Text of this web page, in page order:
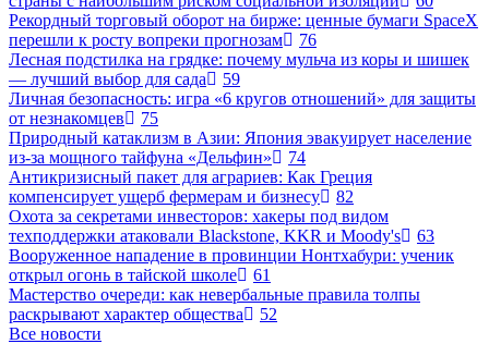
Рекордный торговый оборот на бирже: ценные бумаги SpaceX
перешли к росту вопреки прогнозам
76
Лесная подстилка на грядке: почему мульча из коры и шишек
— лучший выбор для сада
59
Личная безопасность: игра «6 кругов отношений» для защиты
от незнакомцев
75
Природный катаклизм в Азии: Япония эвакуирует население
из-за мощного тайфуна «Дельфин»
74
Антикризисный пакет для аграриев: Как Греция
компенсирует ущерб фермерам и бизнесу
82
Охота за секретами инвесторов: хакеры под видом
техподдержки атаковали Blackstone, KKR и Moody's
63
Вооруженное нападение в провинции Нонтхабури: ученик
открыл огонь в тайской школе
61
Мастерство очереди: как невербальные правила толпы
раскрывают характер общества
52
Все новости